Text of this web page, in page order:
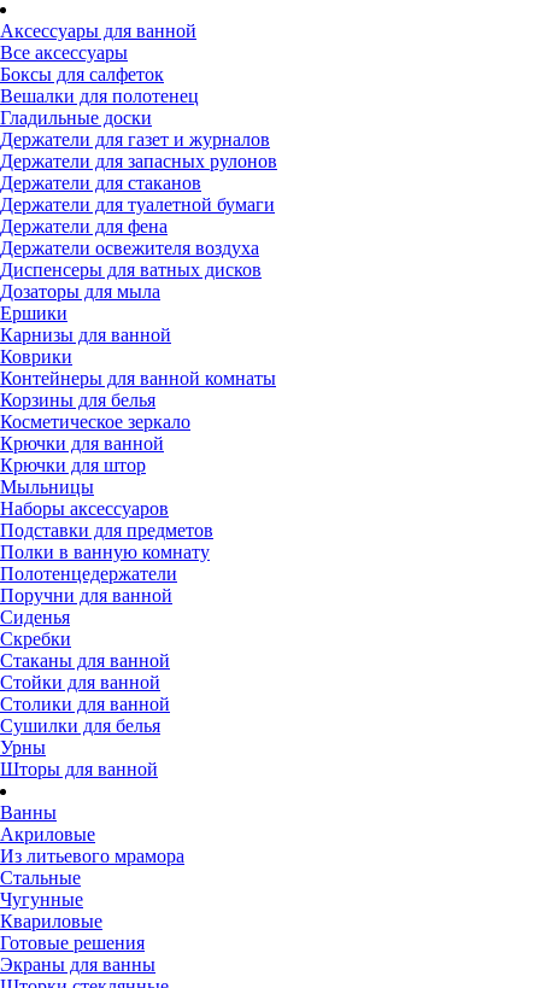
Аксессуары для ванной
Все аксессуары
Боксы для салфеток
Вешалки для полотенец
Гладильные доски
Держатели для газет и журналов
Держатели для запасных рулонов
Держатели для стаканов
Держатели для туалетной бумаги
Держатели для фена
Держатели освежителя воздуха
Диспенсеры для ватных дисков
Дозаторы для мыла
Ершики
Карнизы для ванной
Коврики
Контейнеры для ванной комнаты
Корзины для белья
Косметическое зеркало
Крючки для ванной
Крючки для штор
Мыльницы
Наборы аксессуаров
Подставки для предметов
Полки в ванную комнату
Полотенцедержатели
Поручни для ванной
Сиденья
Скребки
Стаканы для ванной
Стойки для ванной
Столики для ванной
Сушилки для белья
Урны
Шторы для ванной
Ванны
Акриловые
Из литьевого мрамора
Стальные
Чугунные
Квариловые
Готовые решения
Экраны для ванны